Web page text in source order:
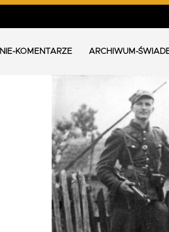
KOMENTARZE ARCHIWUM-